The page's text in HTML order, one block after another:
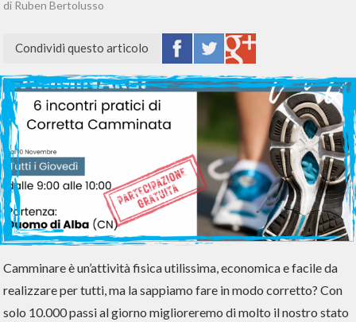
di Ruben Bertolusso
Condividi questo articolo
Camminare è un’attività fisica utilissima, economica e facile da
realizzare per tutti, ma la sappiamo fare in modo corretto? Con
solo 10.000 passi al giorno miglioreremo di molto il nostro stato